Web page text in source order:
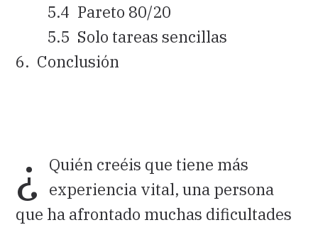
Pareto 80/20
Solo tareas sencillas
Conclusión
¿
Quién creéis que tiene más
experiencia vital, una persona
que ha afrontado muchas dificultades